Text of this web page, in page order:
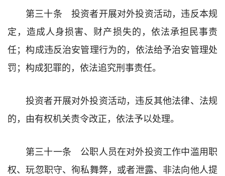
第三十条 投资者开展对外投资活动，违反本规
定，造成人身损害、财产损失的，依法承担民事责
任；构成违反治安管理行为的，依法给予治安管理处
罚；构成犯罪的，依法追究刑事责任。
投资者开展对外投资活动，违反其他法律、法规
的，由有权机关责令改正，依法予以处理。
第三十一条 公职人员在对外投资工作中滥用职
权、玩忽职守、徇私舞弊，或者泄露、非法向他人提